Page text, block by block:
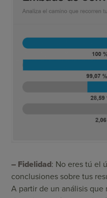
– Fidelidad: No eres tú el
conclusiones sobre tus
A partir de un análisis que